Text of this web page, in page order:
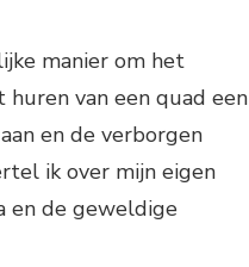
manier om het
van een quad een
en de verborgen
ik over mijn eigen
en de geweldige